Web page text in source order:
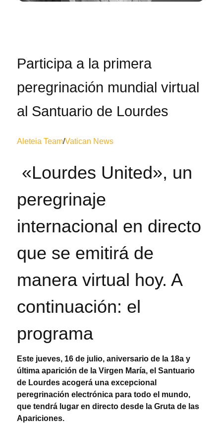
Participa a la primera
peregrinación mundial virtual
al Santuario de Lourdes
Aleteia Team/Vatican News
«Lourdes United», un
peregrinaje
internacional en directo
que se emitirá de
manera virtual hoy. A
continuación: el
programa
Este jueves, 16 de julio, aniversario de la 18a y
última aparición de la Virgen María, el Santuario
de Lourdes acogerá una excepcional
peregrinación electrónica para todo el mundo,
que tendrá lugar en directo desde la Gruta de las
Apariciones.